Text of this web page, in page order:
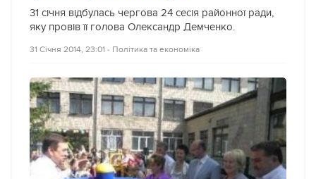
31 січня відбулась чергова 24 сесія районної ради,
яку провів її голова Олександр Демченко.
31 Січня 2014, 23:01 ‐ Політика та економіка